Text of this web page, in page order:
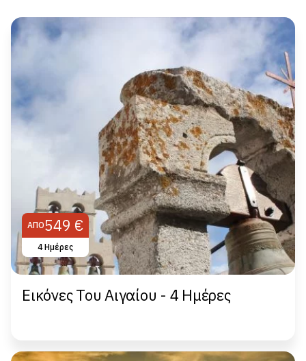
ΑΠΌ549 €
4 Ημέρες
Εικόνες Του Αιγαίου - 4 Ημέρες